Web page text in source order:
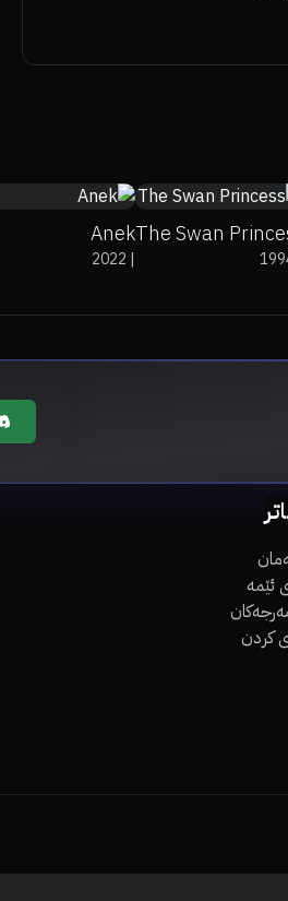
The Swan
Anek
|
2022
ئێمە
کردن